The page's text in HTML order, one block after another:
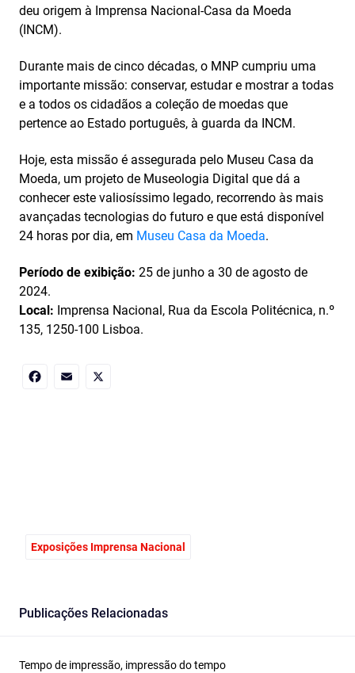
deu origem à Imprensa Nacional-Casa da Moeda
(INCM).
Durante mais de cinco décadas, o MNP cumpriu uma
importante missão: conservar, estudar e mostrar a todas
e a todos os cidadãos a coleção de moedas que
pertence ao Estado português, à guarda da INCM.
Hoje, esta missão é assegurada pelo Museu Casa da
Moeda, um projeto de Museologia Digital que dá a
conhecer este valiosíssimo legado, recorrendo às mais
avançadas tecnologias do futuro e que está disponível
24 horas por dia, em Museu Casa da Moeda.
Período de exibição: 25 de junho a 30 de agosto de
2024.
Local: Imprensa Nacional, Rua da Escola Politécnica, n.º
135, 1250-100 Lisboa.
Exposições Imprensa Nacional
Publicações Relacionadas
Tempo de impressão, impressão do tempo